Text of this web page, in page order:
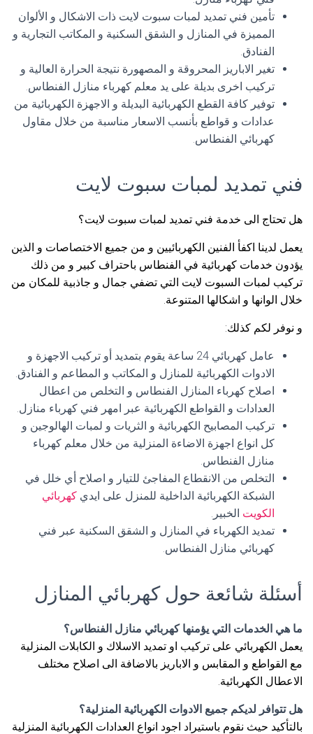
تأمين فني تمديد لمبات سبوت لايت ذات الاشكال و الألوان
المميزة في المنازل و الشقق السكنية و المكاتب التجارية و
الفنادق.
تغير الاباريز المحروقة و المصهورة نتيجة الحرارة العالية و
تركيب اخرى بديلة على يد معلم كهرباء منازل الفنطاس.
توفير كافة القطع الكهربائية البديلة و الاجهزة الكهربائية من
عدادات و قواطع بأنسب الاسعار مناسبة من خلال مقاول
كهربائي الفنطاس.
فني تمديد لمبات سبوت لايت
هل تحتاج الى خدمة فني تمديد لمبات سبوت لايت؟
يعمل لدينا اكفأ الفنين الكهربائيين و من جميع الاختصاصات و الذين
يؤدون خدمات كهربائية في الفنطاس باحتراف كبير و من ذلك
تركيب لمبات السبوت لايت التي تضفي جمال و جاذبية للمكان من
خلال الوانها و اشكالها المتنوعة.
و نوفر لكم كذلك:
عامل كهربائي 24 ساعة يقوم بتمديد أو تركيب الاجهزة و
الادوات الكهربائية للمنازل و المكاتب و المطاعم و الفنادق.
اصلاح كهرباء المنازل الفنطاس و التخلص من اعطال
العدادات و القواطع الكهربائية عبر امهر فني كهرباء منازل.
تركيب المصابيح الكهربائية و الثريات و لمبات الهالوجين و
كل انواع اجهزة الاضاءة المنزلية من خلال معلم كهرباء
منازل الفنطاس.
التخلص من الانقطاع المفاجئ للتيار و اصلاح أي خلل في
الشبكة الكهربائية الداخلية للمنزل على ايدي كهربائي
الكويت الخبير.
تمديد الكهرباء في المنازل و الشقق السكنية عبر فني
كهربائي منازل الفنطاس.
أسئلة شائعة حول كهربائي المنازل
ما هي الخدمات التي يؤمنها كهربائي منازل الفنطاس؟
يعمل الكهربائي على تركيب او تمديد الاسلاك و الكابلات المنزلية
مع القواطع و المقابس و الاباريز بالاضافة الى اصلاح مختلف
الاعطال الكهربائية.
هل تتوافر لديكم جميع الادوات الكهربائية المنزلية؟
بالتأكيد حيث نقوم باستيراد اجود انواع العدادات الكهربائية المنزلية